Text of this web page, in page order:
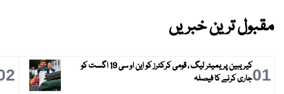
مقبول ترین خبریں
01
کیریبین پریمیئر لیگ ، قومی کرکٹرز کو این او سی 19 اگست کو
جاری کرنے کا فیصلہ